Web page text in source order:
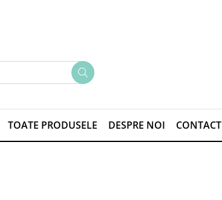
TOATE PRODUSELE DESPRE NOI CONTACT